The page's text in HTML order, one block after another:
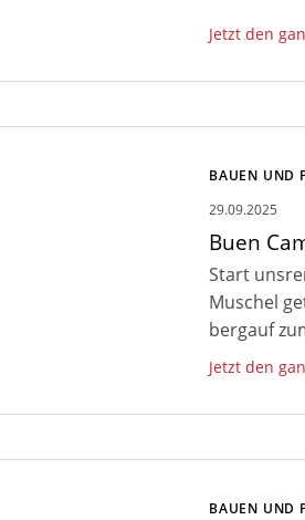
Jetzt den
Camino
BAUEN UND
29.09.2025
Buen
Start
Muschel
bergauf
Jetzt den
war unser
BAUEN UND